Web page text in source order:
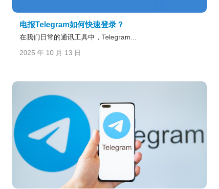
电报Telegram如何快速登录？
在我们日常的通讯工具中，Telegram...
2025 年 10 月 13 日